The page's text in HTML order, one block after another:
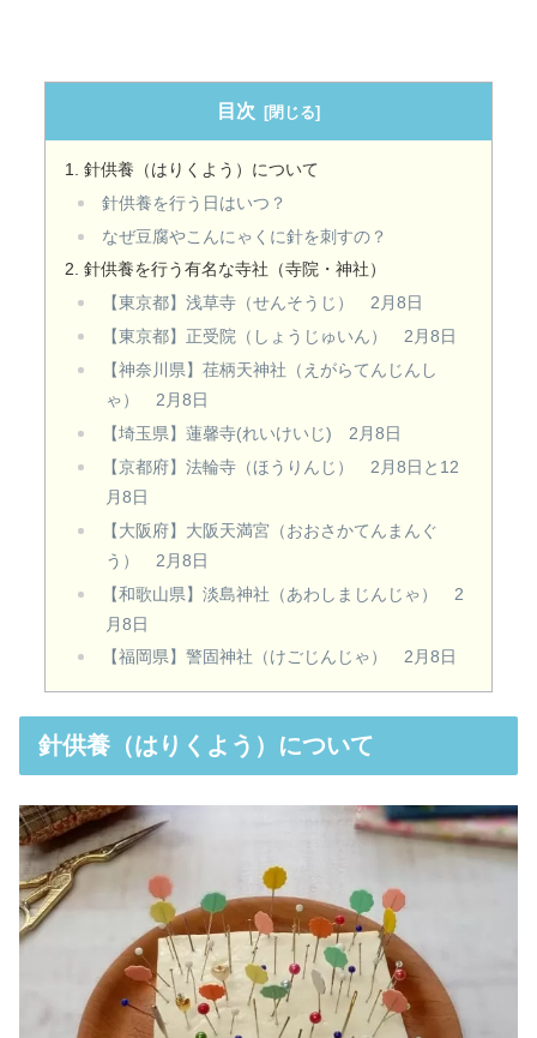
目次
針供養（はりくよう）について
針供養を行う日はいつ？
なぜ豆腐やこんにゃくに針を刺すの？
針供養を行う有名な寺社（寺院・神社）
【東京都】浅草寺（せんそうじ） 2月8日
【東京都】正受院（しょうじゅいん） 2月8日
【神奈川県】荏柄天神社（えがらてんじんし
ゃ） 2月8日
【埼玉県】蓮馨寺(れいけいじ) 2月8日
【京都府】法輪寺（ほうりんじ） 2月8日と12
月8日
【大阪府】大阪天満宮（おおさかてんまんぐ
う） 2月8日
【和歌山県】淡島神社（あわしまじんじゃ） 2
月8日
【福岡県】警固神社（けごじんじゃ） 2月8日
針供養（はりくよう）について